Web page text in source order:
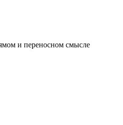
и переносном смысле